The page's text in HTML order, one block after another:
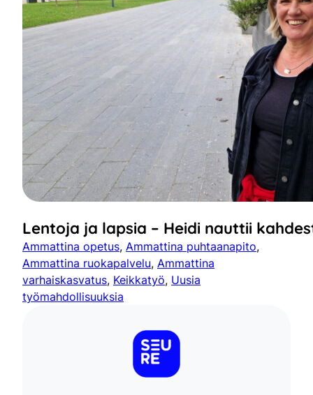
Lentoja ja lapsia – Heidi nauttii
Ammattina opetus, Ammattina puhtaanapito
Ammattina ruokapalvelu, Ammattina
varhaiskasvatus, Keikkatyö, Uusia
työmahdollisuuksia